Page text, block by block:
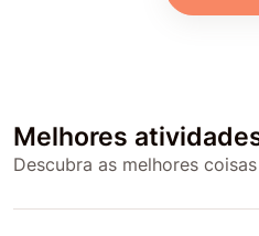
Melhores
Descubra as melhores